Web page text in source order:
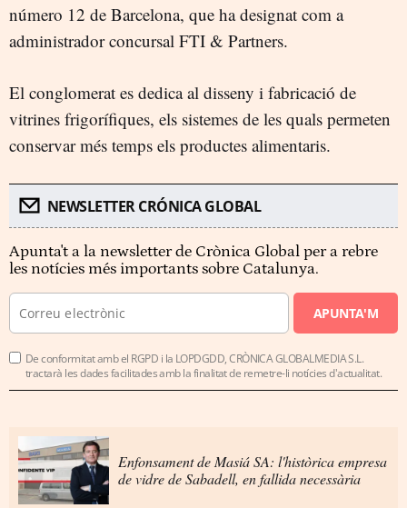
número 12 de Barcelona, que ha designat com a
administrador concursal FTI & Partners.
El conglomerat es dedica al disseny i fabricació de
vitrines frigorífiques, els sistemes de les quals permeten
conservar més temps els productes alimentaris.
NEWSLETTER CRÓNICA GLOBAL
Apunta't a la newsletter de Crònica Global per a rebre
les notícies més importants sobre Catalunya.
APUNTA'M
De conformitat amb el RGPD i la LOPDGDD, CRÒNICA GLOBALMEDIA S.L.
tractarà les dades facilitades amb la finalitat de remetre-li notícies d'actualitat.
Enfonsament de Masiá SA: l'històrica empresa
de vidre de Sabadell, en fallida necessària